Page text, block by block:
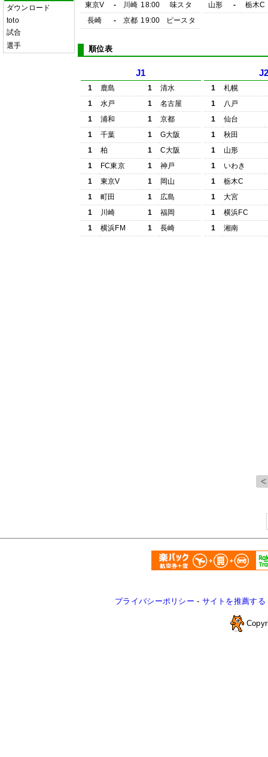
ダウンロード
toto
試合
選手
東京V
- 川崎 18:00
味スタ
長崎
- 京都 19:00 ピースタ
山形
- 栃木C
順位表
J1
1 鹿島 1
清水
1
水戸 1
名古屋
1
浦和 1
京都
1
千葉 1
G大阪
1
柏 1
C大阪
1
FC東京 1
神戸
1
東京V 1
岡山
1
町田 1
広島
1
川崎 1
福岡
1
横浜FM 1 長崎
1
札幌
1
八戸
1
仙台
1
秋田
1
山形
1
いわき
1
栃木C
1
大宮
1
横浜FC
1
湘南
プライバシーポリシー - サイトを推薦する